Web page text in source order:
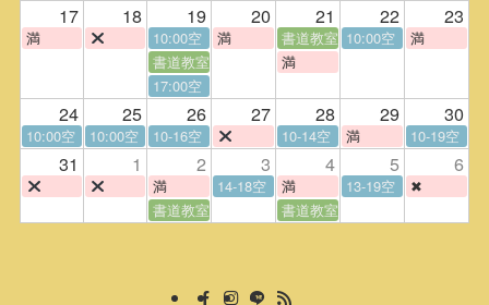
17 18 19 20 21 22 23
満 10:00空 満 書道教室 10:00空
満
書道教室
満
17:00空
24 25 26 27 28 29 30
10:00空 10:00空 10-16空 10-14空 満 10-19空
31 1 2 3 4 5 6
満 14-18空 満 13-19空
✖
書道教室
書道教室